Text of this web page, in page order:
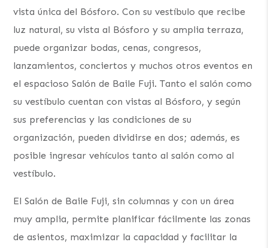
vista única del Bósforo. Con su vestíbulo que recibe
luz natural, su vista al Bósforo y su amplia terraza,
puede organizar bodas, cenas, congresos,
lanzamientos, conciertos y muchos otros eventos en
el espacioso Salón de Baile Fuji. Tanto el salón como
su vestíbulo cuentan con vistas al Bósforo, y según
sus preferencias y las condiciones de su
organización, pueden dividirse en dos; además, es
posible ingresar vehículos tanto al salón como al
vestíbulo.
El Salón de Baile Fuji, sin columnas y con un área
muy amplia, permite planificar fácilmente las zonas
de asientos, maximizar la capacidad y facilitar la